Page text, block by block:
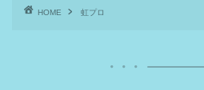
HOME 虹プロ